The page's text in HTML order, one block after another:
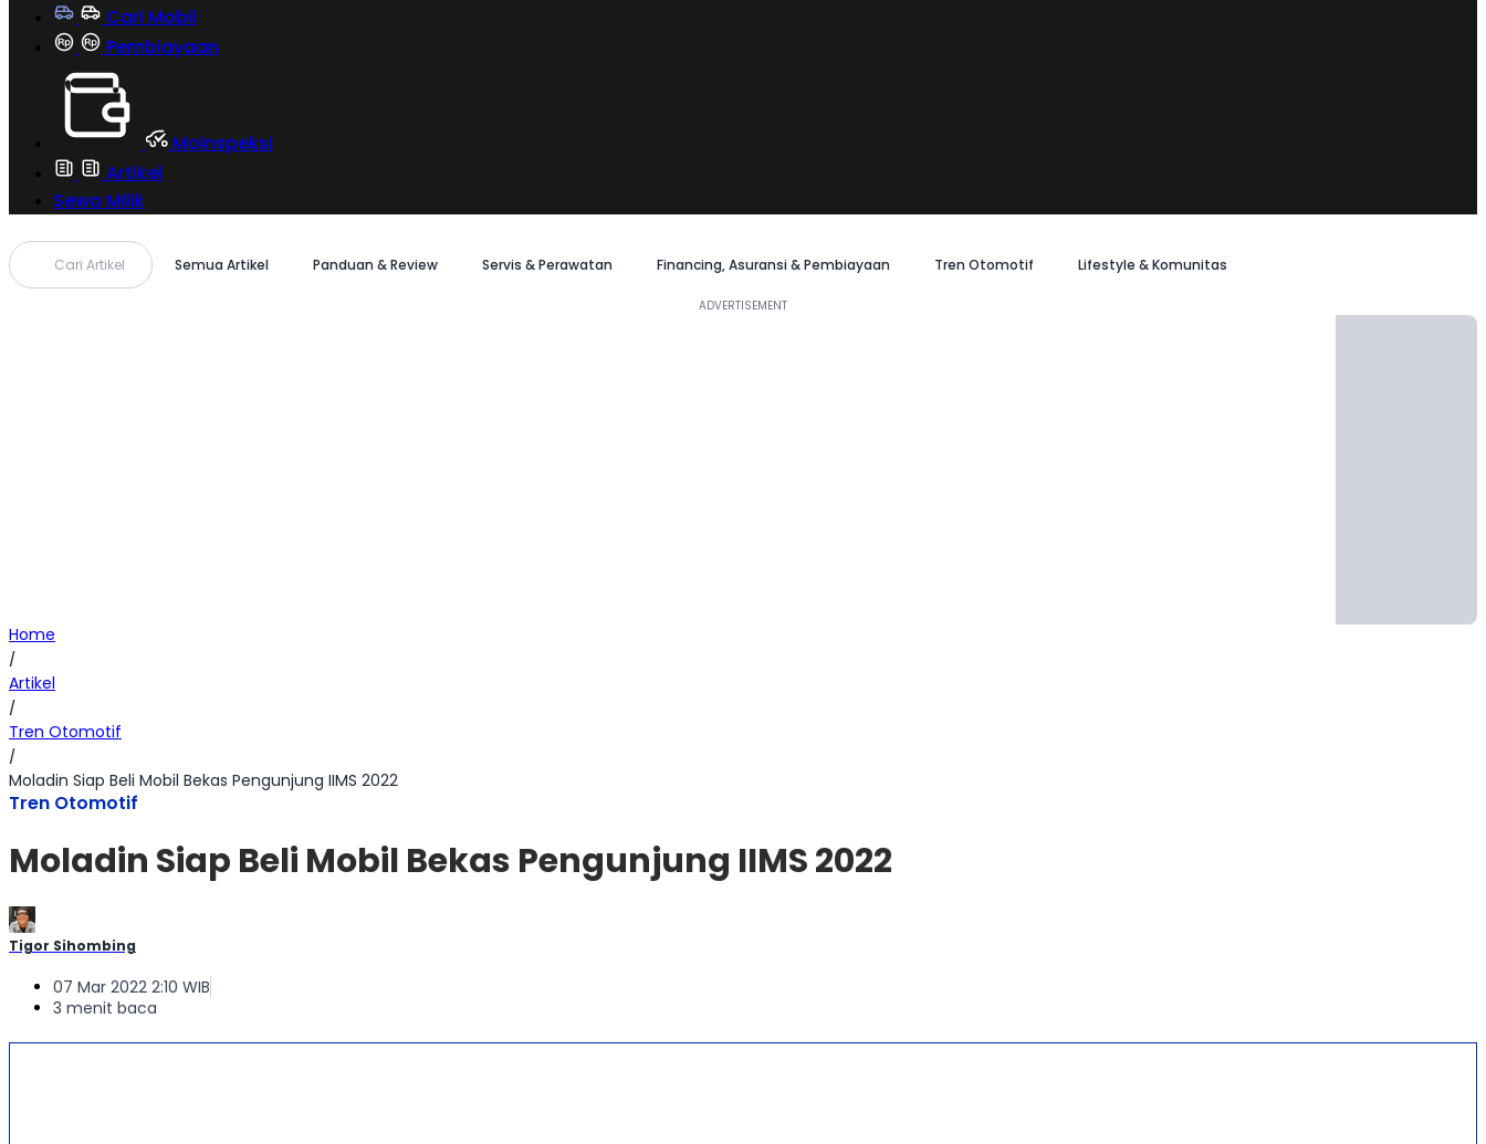
Cari Mobil
Pembiayaan
MoInspeksi
Artikel
Sewa Milik
Cari Artikel Semua Artikel Panduan & Review Servis & Perawatan Financing, Asuransi & Pembiayaan Tren Otomotif Lifestyle & Komunitas
Home
/
Artikel
/
Tren Otomotif
/
Moladin Siap Beli Mobil Bekas Pengunjung IIMS 2022
Tren Otomotif
Moladin Siap Beli Mobil Bekas Pengunjung IIMS 2022
Tigor Sihombing
07 Mar 2022 2:10 WIB
3 menit baca